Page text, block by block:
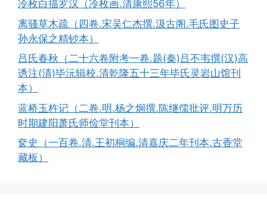
冷枚白描罗汉（冷枚画.清康熙56年）
离骚草木疏（四卷.宋吴仁杰撰.汲古阁.毛氏图史子
孙永保之精钞本）
吕氏春秋（二十六卷附考一卷.题(秦)吕不韦撰(汉)高
诱注(清)毕沅辑校.清乾隆五十三年毕氏灵岩山馆刊
本）
蓝桥玉杵记（二卷.明.杨之炯撰.陈继儒批评.明万历
时期建阳萧氏师俭堂刊本）
奁史（一百卷.清.王初桐编.清嘉庆二年刊本.古香堂
藏板）